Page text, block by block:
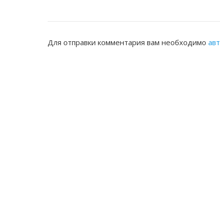
Для отправки комментария вам необходимо